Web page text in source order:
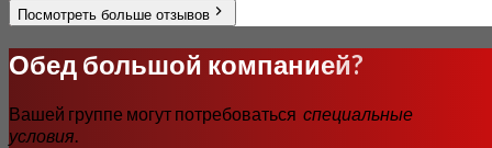
Посмотреть больше отзывов
Обед большой компанией?
Вашей группе могут потребоваться специальные
условия.